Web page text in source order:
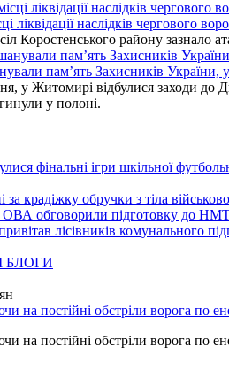
ліквідації наслідків чергового
Коростенського району зазнало
пам’ять Захисників України,
у Житомирі відбулися заходи до
у полоні.
фінальні ігри шкільної
крадіжку обручки з тіла
обговорили підготовку до
лісівників комунального
БЛОГИ
на постійні обстріли ворога по
на постійні обстріли ворога по